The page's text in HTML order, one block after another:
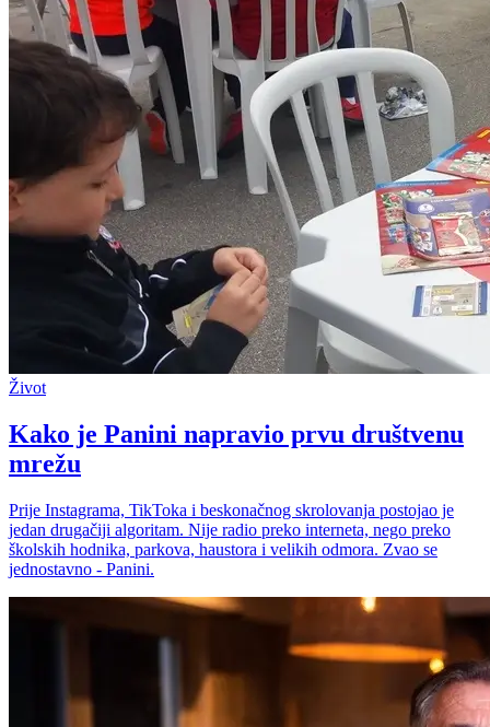
Život
Kako je Panini napravio prvu društvenu
mrežu
Prije Instagrama, TikToka i beskonačnog skrolovanja postojao je
jedan drugačiji algoritam. Nije radio preko interneta, nego preko
školskih hodnika, parkova, haustora i velikih odmora. Zvao se
jednostavno - Panini.